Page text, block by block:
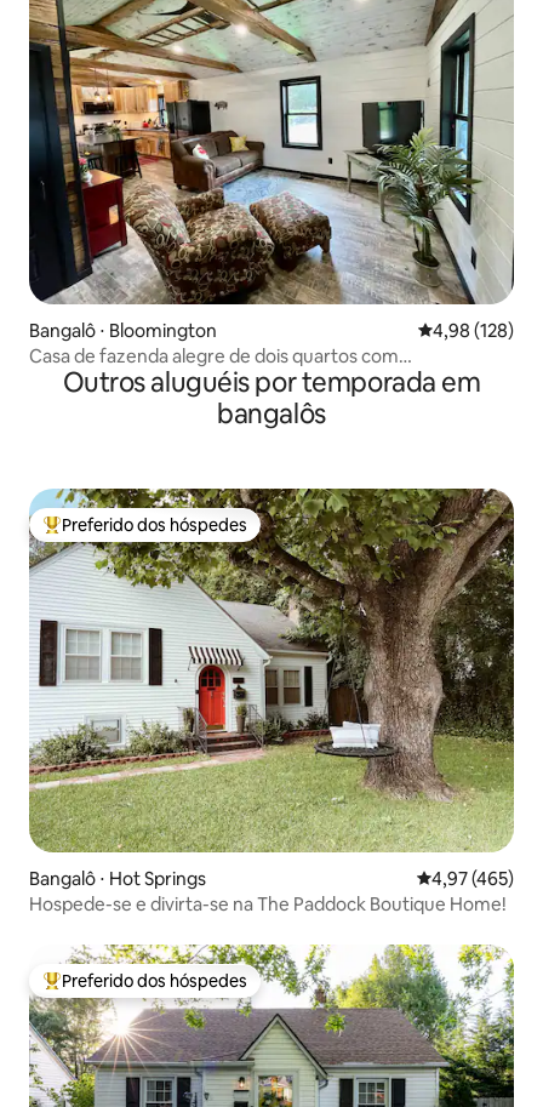
Bangalô ⋅ Bloomington 4,98 de uma
4,98 (128)
Casa de fazenda alegre de dois quartos com
estacionamento gratuito
Outros aluguéis por temporada em
bangalôs
Entre os melhores preferidos dos hóspedes
Preferido dos hóspedes
Bangalô ⋅ Hot Springs 4,97 de uma
4,97 (465)
Hospede-se e divirta-se na The Paddock Boutique Home!
Entre os melhores preferidos dos hóspedes
Preferido dos hóspedes